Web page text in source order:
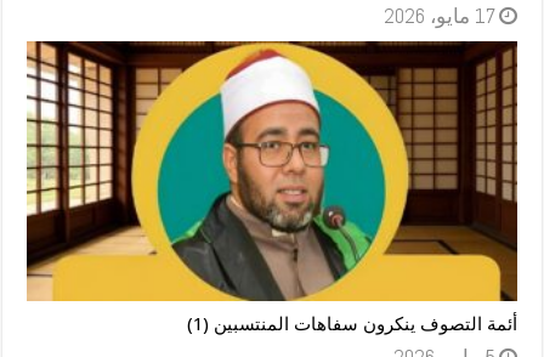
17 مايو، 2026
أئمة التصوف ينكرون سفاهات المنتسبين (1)